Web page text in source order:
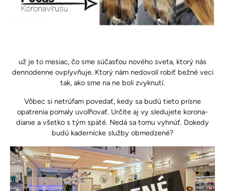
už je to mesiac, čo sme súčasťou nového sveta, ktorý nás
dennodenne ovplyvňuje. Ktorý nám nedovolí robiť bežné veci
tak, ako sme na ne boli zvyknutí.
Vôbec si netrúfam povedať, kedy sa budú tieto prísne
opatrenia pomaly uvoľňovať. Určite aj vy sledujete korona-
dianie a všetko s tým späté. Nedá sa tomu vyhnúť. Dokedy
budú kadernícke služby obmedzené?